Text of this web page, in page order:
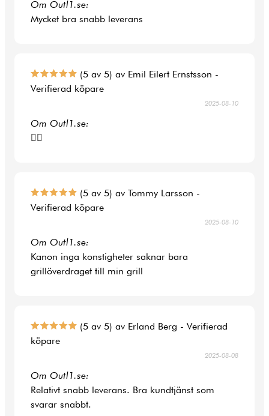
Om Outl1.se:
Mycket bra snabb leverans
(5 av 5) av Emil Eilert Ernstsson -
Verifierad köpare
2025-08-10
Om Outl1.se:
👍🏻
(5 av 5) av Tommy Larsson -
Verifierad köpare
2025-08-10
Om Outl1.se:
Kanon inga konstigheter saknar bara
grillöverdraget till min grill
(5 av 5) av Erland Berg - Verifierad
köpare
2025-08-08
Om Outl1.se:
Relativt snabb leverans. Bra kundtjänst som
svarar snabbt.